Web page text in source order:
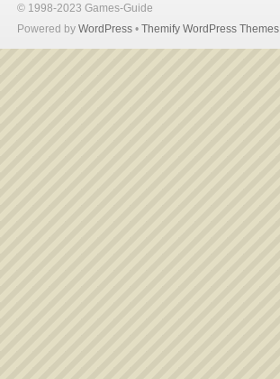
© 1998-2023 Games-Guide
Powered by WordPress • Themify WordPress Themes